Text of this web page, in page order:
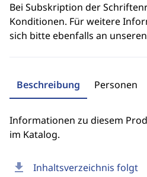
download Inhaltsverzeichnis folgt
Bei Subskription der
Konditionen. Für weitere
sich bitte ebenfalls an
Beschreibung Personen
Informationen zu diesem
im Katalog.